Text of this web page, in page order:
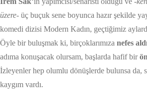
üzere- üç buçuk sene boyunca hazır şekilde
komedi dizisi Modern Kadın, geçtiğimiz
Öyle bir buluşmak ki, birçoklarımıza nefes
adıma konuşacak olursam, başlarda hafif bir
İzleyenler hep olumlu dönüşlerde bulunsa da,
kaygım vardı.